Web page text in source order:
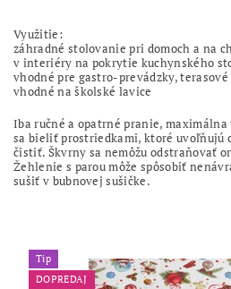
Využitie:
záhradné stolovanie pri domoch a na
v interiéry na pokrytie kuchynského
vhodné pre gastro-prevádzky, terasové
vhodné na školské lavice
Iba ručné a opatrné pranie, maximálna
sa bieliť prostriedkami, ktoré uvoľňujú
čistiť. Škvrny sa nemôžu odstraňovať
Žehlenie s parou môže spôsobiť
sušiť v bubnovej sušičke.
Tip
DOPREDAJ